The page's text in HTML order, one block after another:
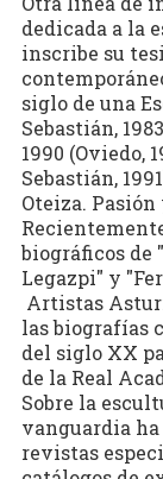
dedicada a la
inscribe su
siglo de una
Sebastián,
1990 (Oviedo,
Sebastián,
Oteiza. Pasión
biográficos de
Legazpi" y
Artistas
las biografías
del siglo XX
de la Real
Sobre la
vanguardia ha
revistas